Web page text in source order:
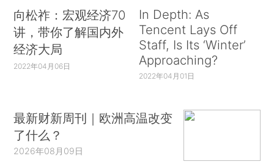
向松祚：宏观经济70
讲，带你了解国内外
经济大局
2022年04月06日
In Depth: As
Tencent Lays Off
Staff, Is Its ‘Winter’
Approaching?
2022年04月01日
最新财新周刊｜欧洲高温改变
了什么？
2026年08月09日